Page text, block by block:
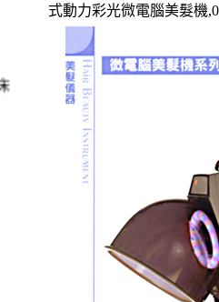
式動力彩光微電腦美髮機